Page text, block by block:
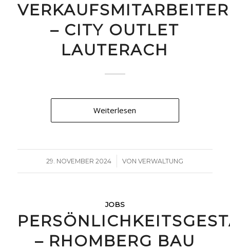
– CITY OUTLET
LAUTERACH
Weiterlesen
29. NOVEMBER 2024
/ VONVERWALTUNG
JOBS
– RHOMBERG BAU